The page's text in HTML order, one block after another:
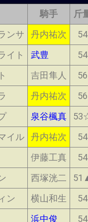
騎手
斤
ンサ 丹内祐次
54
イト 武豊
54
吉田隼人
56
丹内祐次
56
泉谷楓真
イル 丹内祐次
54
伊藤工真
54
西塚洸二
ン 横山和生
54
浜中俊
54